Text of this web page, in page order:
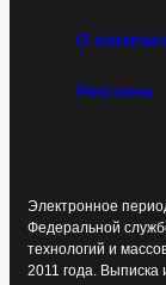
О
Реклама
Электронное
Федеральной
технологий и
2011 года.